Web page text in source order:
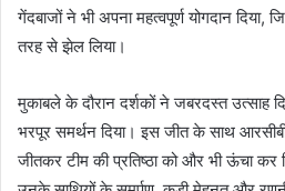
गेंदबाजों ने भी अपना महत्वपूर्ण योगदान दिया,
तरह से झेल लिया।
मुकाबले के दौरान दर्शकों ने जबरदस्त
भरपूर समर्थन दिया। इस जीत के साथ
जीतकर टीम की प्रतिष्ठा को और भी ऊंचा